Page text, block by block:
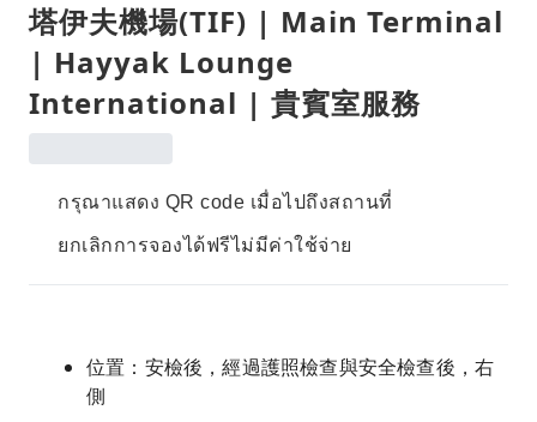
塔伊夫機場(TIF) | Main Terminal
| Hayyak Lounge
International | 貴賓室服務
กรุณาแสดง QR code เมื่อไปถึงสถานที่
ยกเลิกการจองได้ฟรีไม่มีค่าใช้จ่าย
位置：安檢後，經過護照檢查與安全檢查後，右
側